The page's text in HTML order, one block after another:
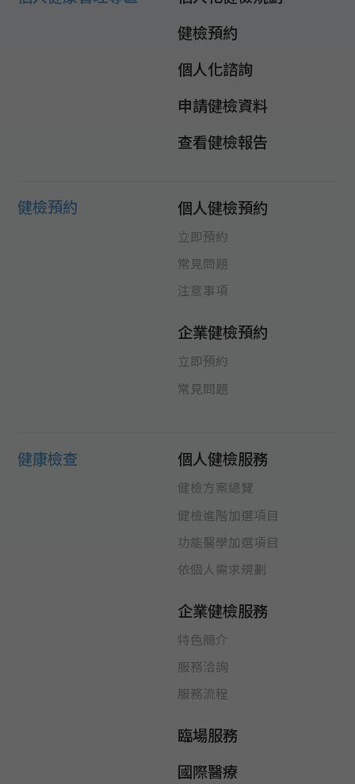
健檢預約
個人化諮詢
申請健檢資料
查看健檢報告
健檢預約 個人健檢預約
立即預約
常見問題
注意事項
企業健檢預約
立即預約
常見問題
健康檢查 個人健檢服務
健檢方案總覽
健檢進階加選項目
功能醫學加選項目
依個人需求規劃
企業健檢服務
特色簡介
服務洽詢
服務流程
臨場服務
國際醫療